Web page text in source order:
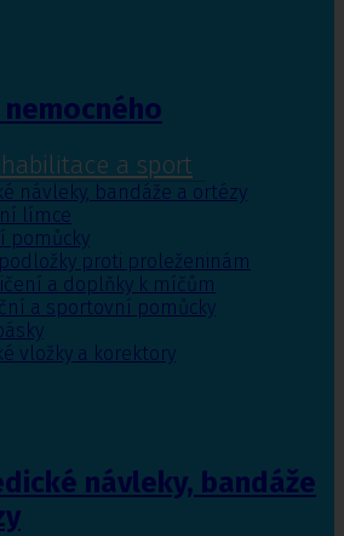
nemocného
a sport
návleky, bandáže a ortézy
límce
pomůcky
proti proleženinám
a doplňky k míčům
a sportovní pomůcky
vložky a korektory
návleky, bandáže